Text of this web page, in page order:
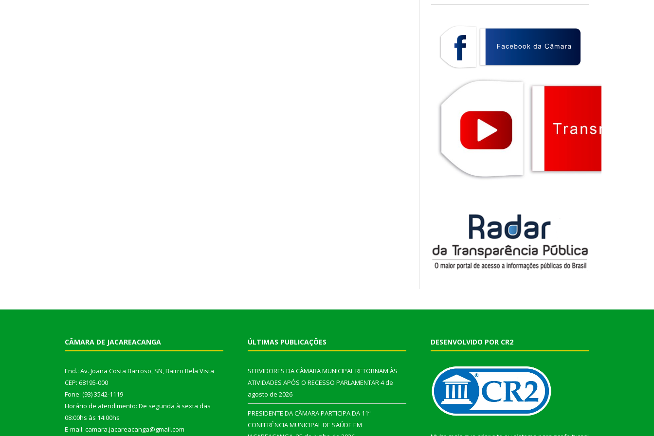
CÂMARA DE JACAREACANGA
End.: Av. Joana Costa Barroso, SN, Bairro Bela Vista
CEP: 68195-000
Fone: (93) 3542-1119
Horário de atendimento: De segunda à sexta das
08:00hs às 14:00hs
E-mail: camara.jacareacanga@gmail.com
ÚLTIMAS PUBLICAÇÕES
SERVIDORES DA CÂMARA MUNICIPAL RETORNAM ÀS
ATIVIDADES APÓS O RECESSO PARLAMENTAR4 de
agosto de 2026
PRESIDENTE DA CÂMARA PARTICIPA DA 11ª
CONFERÊNCIA MUNICIPAL DE SAÚDE EM
DESENVOLVIDO POR CR2